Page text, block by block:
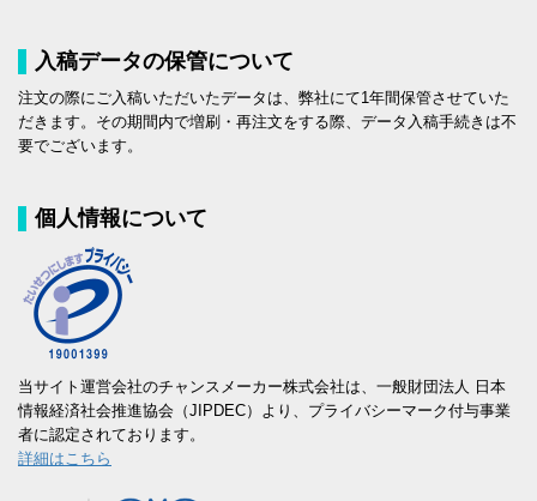
入稿データの保管について
注文の際にご入稿いただいたデータは、弊社にて1年間保管させていた
だきます。その期間内で増刷・再注文をする際、データ入稿手続きは不
要でございます。
個人情報について
当サイト運営会社のチャンスメーカー株式会社は、一般財団法人 日本
情報経済社会推進協会（JIPDEC）より、プライバシーマーク付与事業
者に認定されております。
詳細はこちら